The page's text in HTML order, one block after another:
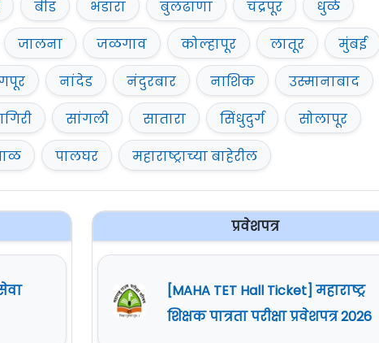
बीड भंडारा बुलढाणा चंद्रपूर
धुळे
जालना जळगाव कोल्हापूर लातूर
मुंबई
नांदेड नंदुरबार नाशिक
उस्मानाबाद
सांगली सातारा सिंधुदुर्ग
सोलापूर
पालघर महाराष्ट्राच्या बाहेरील
प्रवेशपत्र
[MAHA TET Hall Ticket] महाराष्ट्र
शिक्षक पात्रता परीक्षा प्रवेशपत्र 2026